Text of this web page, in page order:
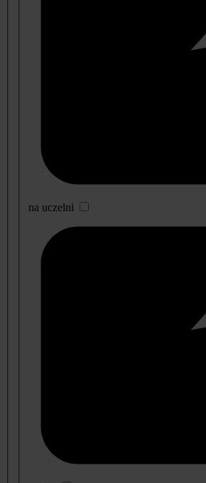
na uczelni